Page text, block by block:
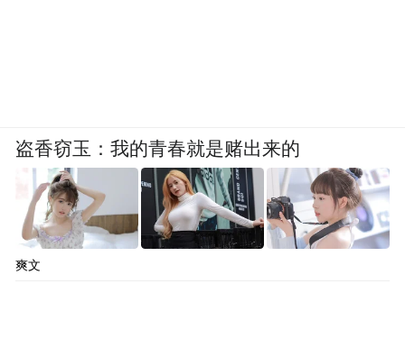
盗香窃玉：我的青春就是赌出来的
爽文